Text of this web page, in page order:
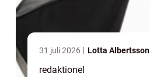
31 juli 2026 Lotta Albertsson
redaktionel